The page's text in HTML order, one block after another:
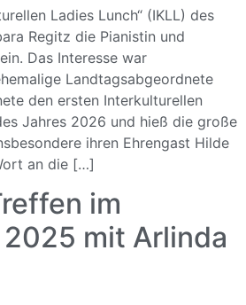
Ladies Lunch“ (IKLL) des
Regitz die Pianistin und
Das Interesse war
Landtagsabgeordnete
den ersten Interkulturellen
Jahres 2026 und hieß die große
ihren Ehrengast Hilde
an die […]
im
mit Arlinda